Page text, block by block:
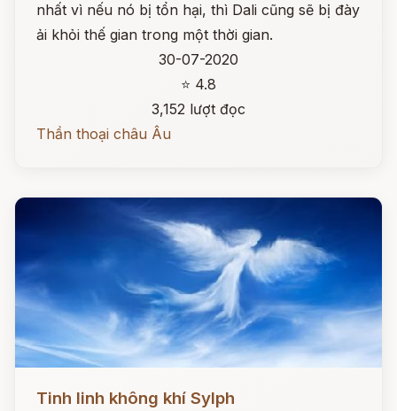
nhất vì nếu nó bị tổn hại, thì Dali cũng sẽ bị đày
ải khỏi thế gian trong một thời gian.
30-07-2020
⭐ 4.8
3,152 lượt đọc
Thần thoại châu Âu
Tinh linh không khí Sylph